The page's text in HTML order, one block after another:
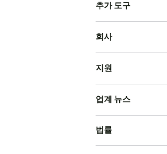
추가 도구
회사
지원
업계 뉴스
법률